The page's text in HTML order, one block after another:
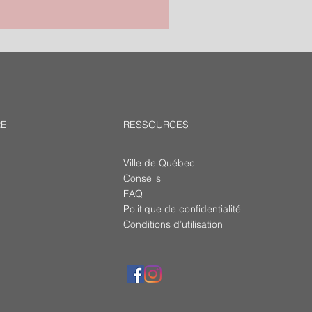
RESSOURCES
Ville de Québec
Conseils
FAQ
Politique de confidentialité
Conditions d’utilisation